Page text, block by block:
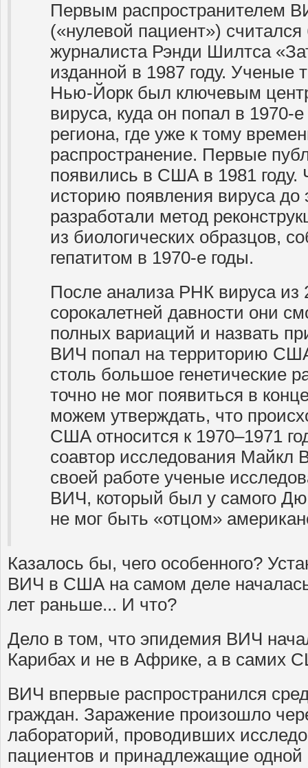
Первым распространителем
(«нулевой пациент») считался
журналиста Рэнди Шилтса
изданной в 1987 году. Ученые
Нью-Йорк был ключевым
вируса, куда он попал в 1970-
региона, где уже к тому
распространение. Первые
появились в США в 1981 году.
историю появления вируса до
разработали метод
из биологических образцов,
гепатитом в 1970-е годы.
После анализа РНК вируса из
сорокалетней давности они
полных вариаций и назвать
ВИЧ попал на территорию
столь большое генетические
точно не мог появиться в
можем утверждать, что
США относится к 1970–1971
соавтор исследования Майкл
своей работе ученые
ВИЧ, который был у самого
не мог быть «отцом»
Казалось бы, чего особенного?
ВИЧ в США на самом деле
лет раньше... И что?
Дело в том, что эпидемия ВИЧ
Карибах и не в Африке, а в самих
ВИЧ впервые распространился
граждан. Заражение произошло
лабораторий, проводивших
пациентов и принадлежащие одной